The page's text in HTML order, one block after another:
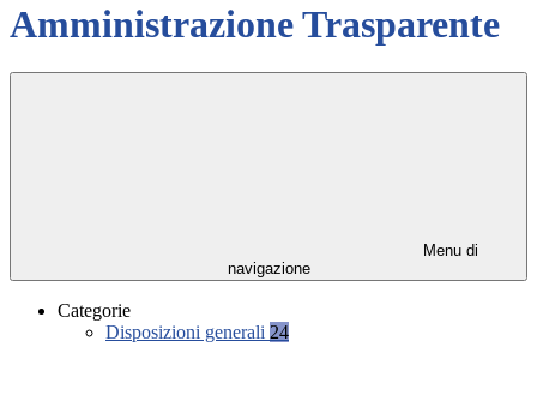
Amministrazione Trasparente
Menu di
navigazione
Categorie
Disposizioni generali 24